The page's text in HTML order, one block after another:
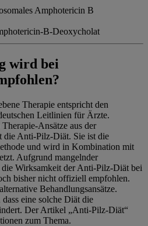
Amphotericin B
B-Deoxycholat
wird bei
Therapie entspricht den
Leitlinien für Ärzte.
Ansätze aus der
die Anti-Pilz-Diät. Sie ist die
und wird in Kombination mit
Aufgrund mangelnder
Wirksamkeit der Anti-Pilz-Diät bei
bisher nicht offiziell empfohlen.
Behandlungsansätze.
eine solche Diät die
Der Artikel „Anti-Pilz-Diät“
zum Thema.